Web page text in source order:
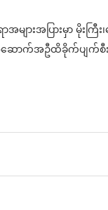
ားအပြားမှာ မိုးကြီ
ဆောက်အဦထိခိုက်ပျက်